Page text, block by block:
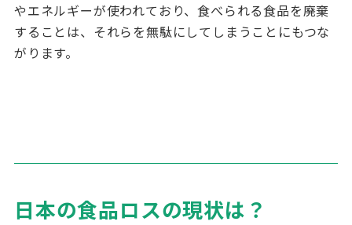
やエネルギーが使われており、食べられる食品を廃棄
することは、それらを無駄にしてしまうことにもつな
がります。
日本の食品ロスの現状は？